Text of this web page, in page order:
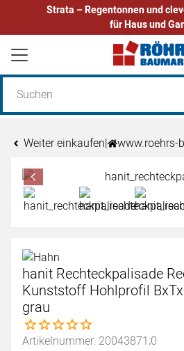
Strata – Regentonnen und
für Haus und
Zum Hauptinhalt springen
Weiter einkaufen| www.roehrs-
Produktgalerie
Zur Kaufbox springen
hanit Rechteckpalisade
Kunststoff Hohlprofil
grau
Noch keine Bewertungen
Artikelnummer: 20043871;0